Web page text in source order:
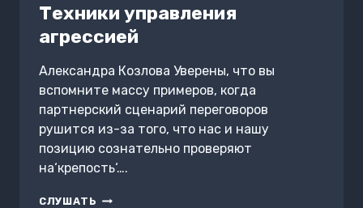
Техники управления
агрессией
Александра Козлова Уверены, что вы
вспомните массу примеров, когда
партнерский сценарий переговоров
рушится из-за того, что нас и нашу
позицию сознательно проверяют
на‘крепость‘….
СЛУШАТЬ ТЕХНИКИ